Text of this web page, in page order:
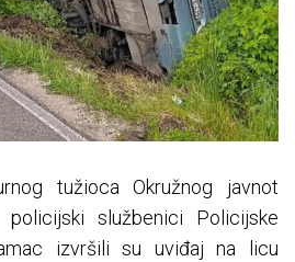
tužioca Okružnog javnot
službenici Policijske
izvršili su uviđaj na licu